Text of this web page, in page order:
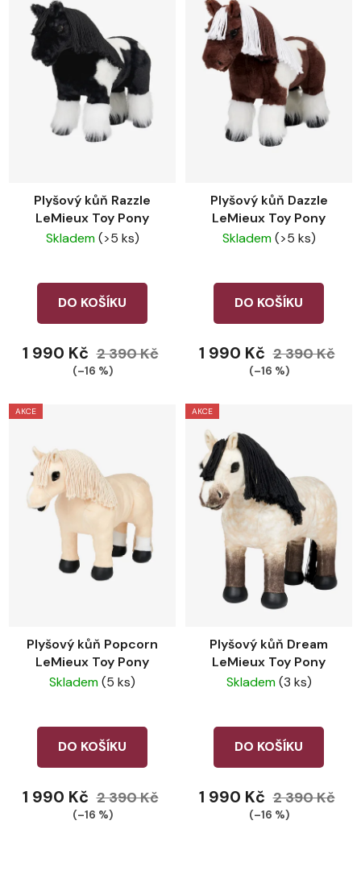
Plyšový kůň Razzle
LeMieux Toy Pony
Skladem(>5 ks)
DO KOŠÍKU
1 990 Kč 2 390 Kč
(–16 %)
Plyšový kůň Dazzle
LeMieux Toy Pony
Skladem(>5 ks)
DO KOŠÍKU
1 990 Kč 2 390 Kč
(–16 %)
AKCE
Plyšový kůň Popcorn
LeMieux Toy Pony
Skladem(5 ks)
DO KOŠÍKU
1 990 Kč 2 390 Kč
(–16 %)
AKCE
Plyšový kůň Dream
LeMieux Toy Pony
Skladem(3 ks)
DO KOŠÍKU
1 990 Kč 2 390 Kč
(–16 %)